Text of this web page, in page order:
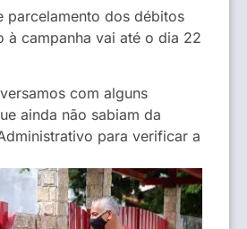
parcelamento dos débitos
à campanha vai até o dia 22
com alguns
ainda não sabiam da
para verificar a